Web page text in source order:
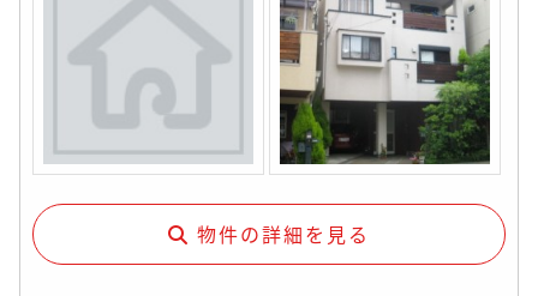
物件の詳細を見る